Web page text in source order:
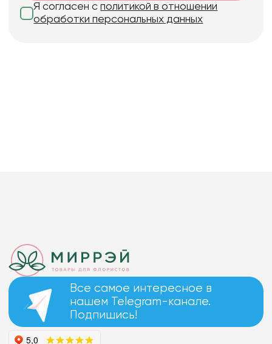
Я согласен сполитикой в отношении
обработки персональных данных
Все самое интересное в
нашем Telegram-канале.
Подпишись!